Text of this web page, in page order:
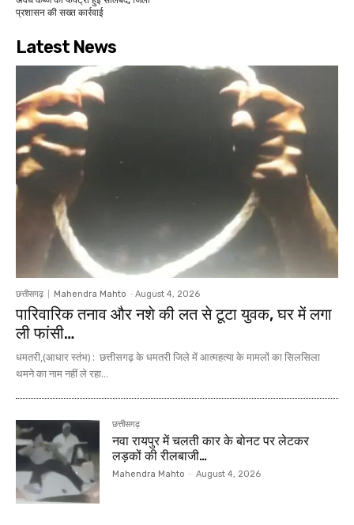
प्रशासन की सख्त कार्रवाई
Latest News
छत्तीसगढ़ Mahendra Mahto - August 4, 2026
पारिवारिक तनाव और नशे की लत से टूटा युवक, घर में लगा
ली फांसी…
धमतरी,(आधार स्तंभ) : छत्तीसगढ़ के धमतरी जिले में आत्महत्या के मामलों का सिलसिला
थमने का नाम नहीं ले रहा...
छत्तीसगढ़
नवा रायपुर में चलती कार के बोनट पर लेटकर
लड़कों की रीलबाजी…
Mahendra Mahto - August 4, 2026